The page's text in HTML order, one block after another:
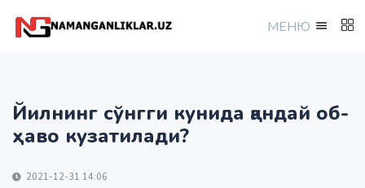
МEНЮ
Йилнинг сўнгги кунида қандай об-
ҳаво кузатилади?
2021-12-31 14:06